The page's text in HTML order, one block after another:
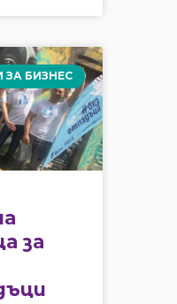
ЗА БИЗНЕС
за